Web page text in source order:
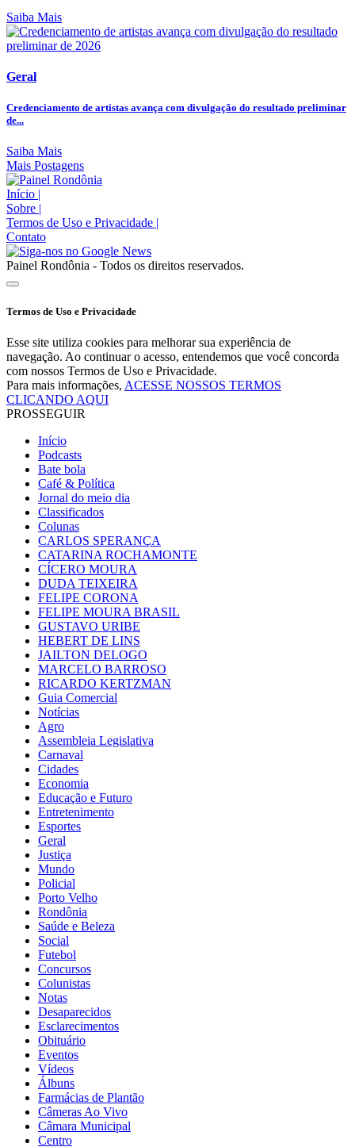
Saiba Mais
Geral
Credenciamento de artistas avança com divulgação do resultado preliminar
de...
Saiba Mais
Mais Postagens
Início
Sobre
Termos de Uso e Privacidade
Contato
Painel Rondônia - Todos os direitos reservados.
Termos de Uso e Privacidade
Esse site utiliza cookies para melhorar sua experiência de
navegação. Ao continuar o acesso, entendemos que você concorda
com nossos Termos de Uso e Privacidade.
Para mais informações, ACESSE NOSSOS TERMOS
CLICANDO AQUI
PROSSEGUIR
Início
Podcasts
Bate bola
Café & Política
Jornal do meio dia
Classificados
Colunas
CARLOS SPERANÇA
CATARINA ROCHAMONTE
CÍCERO MOURA
DUDA TEIXEIRA
FELIPE CORONA
FELIPE MOURA BRASIL
GUSTAVO URIBE
HEBERT DE LINS
JAILTON DELOGO
MARCELO BARROSO
RICARDO KERTZMAN
Guia Comercial
Notícias
Agro
Assembleia Legislativa
Carnaval
Cidades
Economia
Educação e Futuro
Entretenimento
Esportes
Geral
Justiça
Mundo
Policial
Porto Velho
Rondônia
Saúde e Beleza
Social
Futebol
Concursos
Colunistas
Notas
Desaparecidos
Esclarecimentos
Obituário
Eventos
Vídeos
Álbuns
Farmácias de Plantão
Câmeras Ao Vivo
Câmara Municipal
Centro